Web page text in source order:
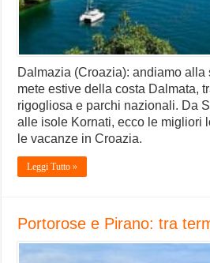
Dalmazia (Croazia): andiamo
mete estive della costa Dalmata,
rigogliosa e parchi nazionali. Da
alle isole Kornati, ecco le migliori
le vacanze in Croazia.
Leggi Tutto »
Portorose e Pirano: tra